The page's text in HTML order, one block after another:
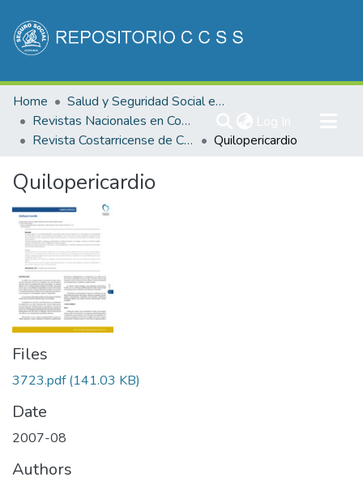
Communities & Collections
All of DSpace
Statistics
Home
Salud y Seguridad Social en Costa Rica
Revistas Nacionales en Costa Rica
Revista Costarricense de Cardiología
Quilopericardio
Quilopericardio
Files
3723.pdf(141.03 KB)
Date
2007-08
Authors